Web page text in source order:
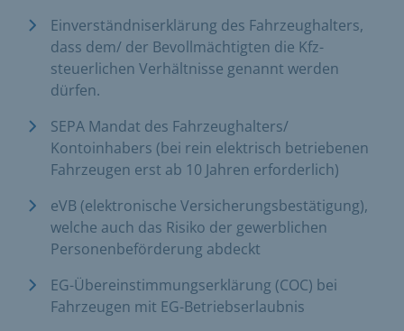
Einverständniserklärung des Fahrzeughalters,
dass dem/ der Bevollmächtigten die Kfz-
steuerlichen Verhältnisse genannt werden
dürfen.
SEPA Mandat des Fahrzeughalters/
Kontoinhabers (bei rein elektrisch betriebenen
Fahrzeugen erst ab 10 Jahren erforderlich)
eVB (elektronische Versicherungsbestätigung),
welche auch das Risiko der gewerblichen
Personenbeförderung abdeckt
EG-Übereinstimmungserklärung (COC) bei
Fahrzeugen mit EG-Betriebserlaubnis